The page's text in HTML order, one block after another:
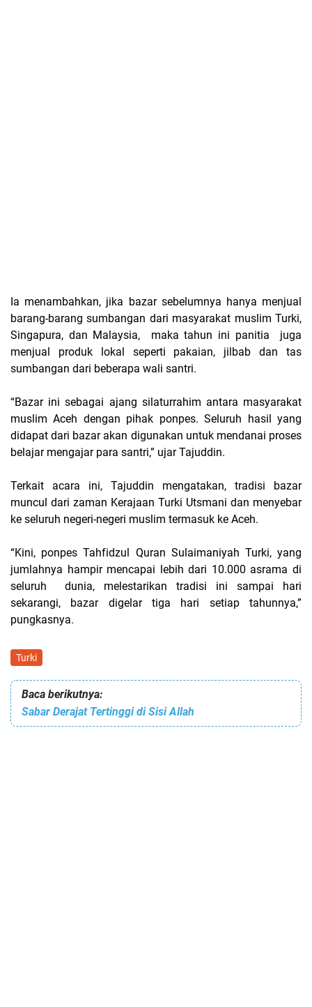
Ia menambahkan, jika bazar sebelumnya hanya menjual
barang-barang sumbangan dari masyarakat muslim Turki,
Singapura, dan Malaysia, makatahun ini panitia
juga
menjual produk lokal seperti pakaian, jilbabdantas
sumbangan dari beberapa wali santri.
“Bazar inisebagai ajang silaturrahim antara masyarakat
muslim Aceh dengan pihak ponpes.Seluruh hasil yang
didapat dari bazar akan digunakan untuk mendanai proses
belajar mengajar para santri,” ujar Tajuddin.
Terkait acara ini, Tajuddin mengatakan, tradisi bazar
muncul dari zaman Kerajaan Turki Utsmani dan menyebar
ke seluruh negeri-negeri muslim termasuk ke Aceh.
“Kini, ponpes Tahfidzul Quran Sulaimaniyah Turki, yang
jumlahnya hampir mencapai lebih dari 10.000 asrama di
seluruh dunia, melestarikan tradisi ini sampai hari
sekarangi, bazar digelar tiga hari setiap tahunnya,”
pungkasnya.
Turki
Baca berikutnya:
Sabar Derajat Tertinggi di Sisi Allah